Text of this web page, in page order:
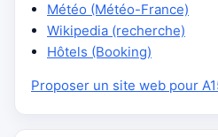
Météo (Météo-France)
Wikipedia (recherche)
Hôtels (Booking)
Proposer un site web pour